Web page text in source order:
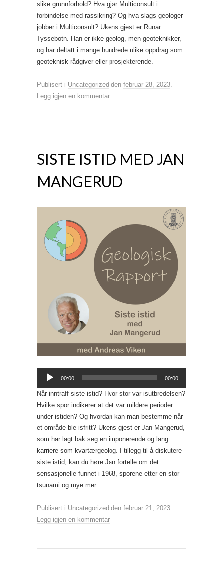
slike grunnforhold? Hva gjør Multiconsult i
forbindelse med rassikring? Og hva slags geologer
jobber i Multiconsult? Ukens gjest er Runar
Tyssebotn. Han er ikke geolog, men geoteknikker,
og har deltatt i mange hundrede ulike oppdrag som
geoteknisk rådgiver eller prosjekterende.
Publisert i Uncategorized den februar 28, 2023.
Legg igjen en kommentar
SISTE ISTID MED JAN
MANGERUD
Lydavspiller
00:00 00:00
Når inntraff siste istid? Hvor stor var isutbredelsen?
Hvilke spor indikerer at det var mildere perioder
under istiden? Og hvordan kan man bestemme når
et område ble isfritt? Ukens gjest er Jan Mangerud,
som har lagt bak seg en imponerende og lang
karriere som kvartærgeolog. I tillegg til å diskutere
siste istid, kan du høre Jan fortelle om det
sensasjonelle funnet i 1968, sporene etter en stor
tsunami og mye mer.
Publisert i Uncategorized den februar 21, 2023.
Legg igjen en kommentar